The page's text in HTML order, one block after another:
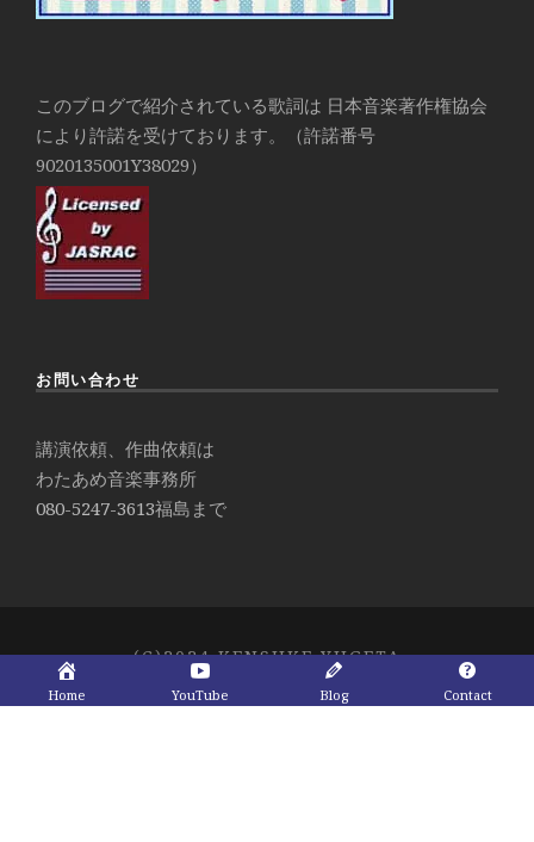
このブログで紹介されている歌詞は 日本音楽著作権協会
により許諾を受けております。（許諾番号
9020135001Y38029）
お問い合わせ
講演依頼、作曲依頼は
わたあめ音楽事務所
080-5247-3613福島まで
(C)2024 KENSUKE YUGETA
Home YouTube Blog Contact